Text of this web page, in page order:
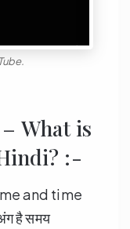
– What is
:-
and time
है समय